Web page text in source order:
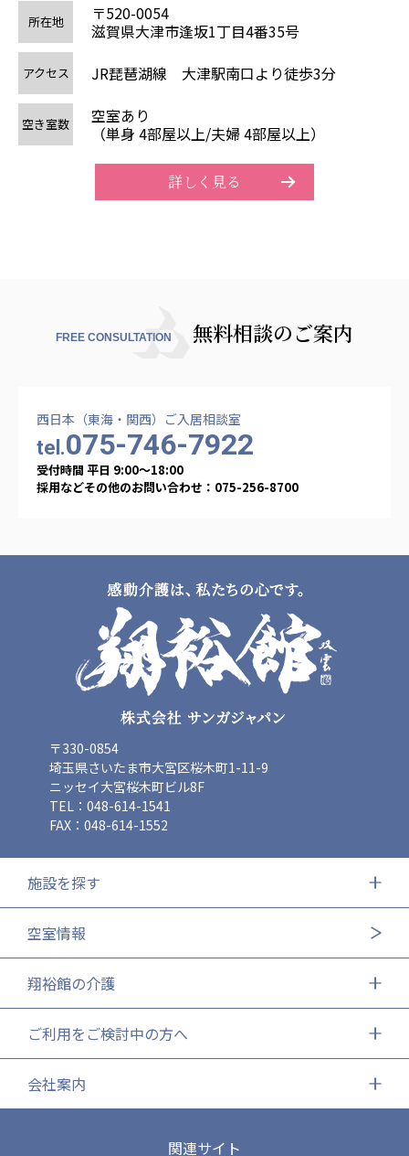
所在地
〒520-0054
滋賀県大津市逢坂1丁目4番35号
アクセス JR琵琶湖線 大津駅南口より徒歩3分
空き室数
空室あり
（単身 4部屋以上/夫婦 4部屋以上）
詳しく見る
FREE CONSULTATION 無料相談のご案内
西日本（東海・関西）ご入居相談室
tel.075-746-7922
受付時間 平日 9:00〜18:00
採用などその他のお問い合わせ：075-256-8700
〒330-0854
埼玉県さいたま市大宮区桜木町1-11-9
ニッセイ大宮桜木町ビル8F
TEL：048-614-1541
FAX：048-614-1552
施設を探す
空室情報
翔裕館の介護
ご利用をご検討中の方へ
会社案内
関連サイト